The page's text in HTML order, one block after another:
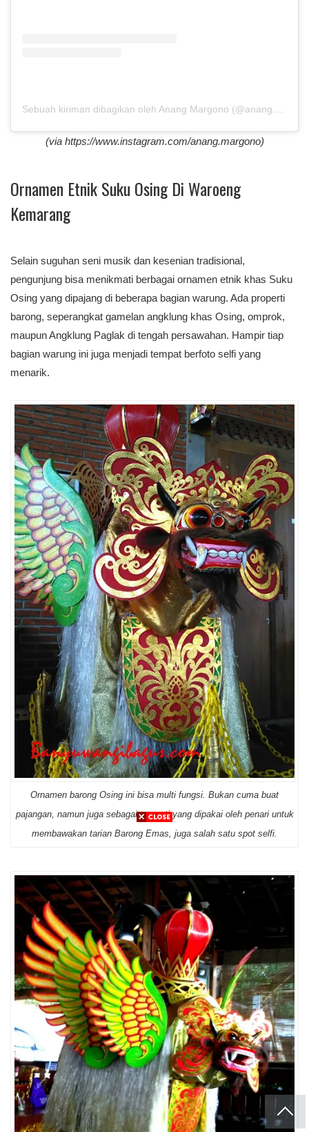
(via https://www.instagram.com/anang.margono)
Ornamen Etnik Suku Osing Di Waroeng
Kemarang
Selain suguhan seni musik dan kesenian tradisional,
pengunjung bisa menikmati berbagai ornamen etnik khas Suku
Osing yang dipajang di beberapa bagian warung. Ada properti
barong, seperangkat gamelan angklung khas Osing, omprok,
maupun Angklung Paglak di tengah persawahan. Hampir tiap
bagian warung ini juga menjadi tempat berfoto selfi yang
menarik.
Ornamen barong Osing ini bisa multi fungsi. Bukan cuma buat
pajangan, namun juga sebagai properti yang dipakai oleh penari untuk
membawakan tarian Barong Emas, juga salah satu spot selfi.